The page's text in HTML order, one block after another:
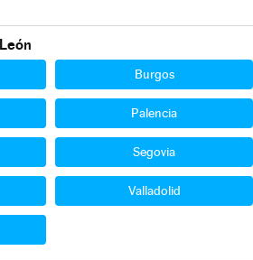
Burgos
Palencia
Segovia
Valladolid